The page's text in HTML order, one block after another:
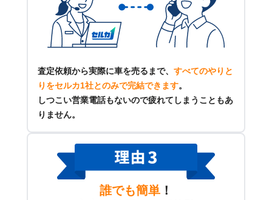
査定依頼から実際に車を売るまで、 すべてのやりと
りをセルカ1社とのみで完結できます。
しつこい営業電話もないので疲れてしまうこともあ
りません。
誰でも簡単 ！